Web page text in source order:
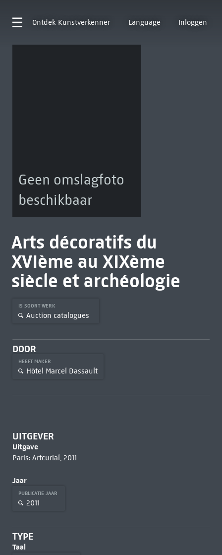
Ontdek Kunstverkenner Language Inloggen
Geen omslagfoto
beschikbaar
Arts décoratifs du
XVIème au XIXème
siècle et archéologie
IS SOORT WERK
Auction catalogues
DOOR
HEEFT MAKER
Hôtel Marcel Dassault
UITGEVER
Uitgave
Paris: Artcurial, 2011
Jaar
PUBLICATIE JAAR
2011
TYPE
Taal